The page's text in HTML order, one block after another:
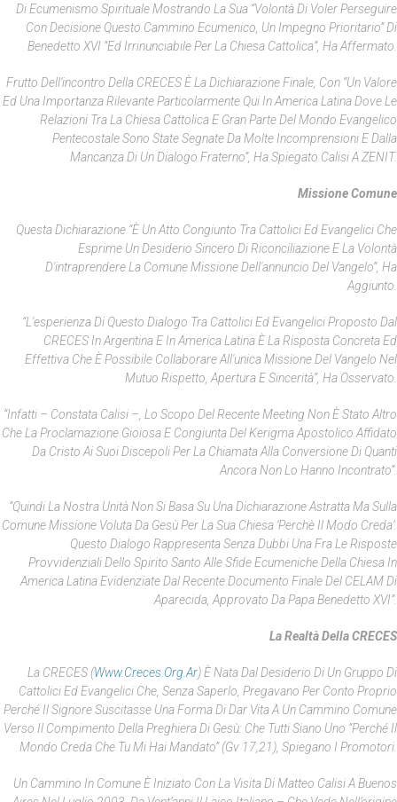
Di Ecumenismo Spirituale Mostrando La Sua “volontà Di Voler Perseguire
Con Decisione Questo Cammino Ecumenico, Un Impegno Prioritario” Di
Benedetto XVI “ed Irrinunciabile Per La Chiesa Cattolica”, Ha Affermato.
Frutto Dell’incontro Della CRECES È La Dichiarazione Finale, Con “un Valore
Ed Una Importanza Rilevante Particolarmente Qui In America Latina Dove Le
Relazioni Tra La Chiesa Cattolica E Gran Parte Del Mondo Evangelico
Pentecostale Sono State Segnate Da Molte Incomprensioni E Dalla
Mancanza Di Un Dialogo Fraterno”, Ha Spiegato Calisi A ZENIT.
Missione Comune
Questa Dichiarazione “è Un Atto Congiunto Tra Cattolici Ed Evangelici Che
Esprime Un Desiderio Sincero Di Riconciliazione E La Volontà
D'intraprendere La Comune Missione Dell'annuncio Del Vangelo”, Ha
Aggiunto.
“L'esperienza Di Questo Dialogo Tra Cattolici Ed Evangelici Proposto Dal
CRECES In Argentina E In America Latina È La Risposta Concreta Ed
Effettiva Che È Possibile Collaborare All'unica Missione Del Vangelo Nel
Mutuo Rispetto, Apertura E Sincerità”, Ha Osservato.
“Infatti – Constata Calisi –, Lo Scopo Del Recente Meeting Non È Stato Altro
Che La Proclamazione Gioiosa E Congiunta Del Kerigma Apostolico Affidato
Da Cristo Ai Suoi Discepoli Per La Chiamata Alla Conversione Di Quanti
Ancora Non Lo Hanno Incontrato”.
“Quindi La Nostra Unità Non Si Basa Su Una Dichiarazione Astratta Ma Sulla
Comune Missione Voluta Da Gesù Per La Sua Chiesa ‘perchè Il Modo Creda’.
Questo Dialogo Rappresenta Senza Dubbi Una Fra Le Risposte
Provvidenziali Dello Spirito Santo Alle Sfide Ecumeniche Della Chiesa In
America Latina Evidenziate Dal Recente Documento Finale Del CELAM Di
Aparecida, Approvato Da Papa Benedetto XVI”.
La Realtà Della CRECES
La CRECES (Www.creces.org.ar) È Nata Dal Desiderio Di Un Gruppo Di
Cattolici Ed Evangelici Che, Senza Saperlo, Pregavano Per Conto Proprio
Perché Il Signore Suscitasse Una Forma Di Dar Vita A Un Cammino Comune
Verso Il Compimento Della Preghiera Di Gesù: Che Tutti Siano Uno “perché Il
Mondo Creda Che Tu Mi Hai Mandato” (Gv 17,21), Spiegano I Promotori.
Un Cammino In Comune È Iniziato Con La Visita Di Matteo Calisi A Buenos